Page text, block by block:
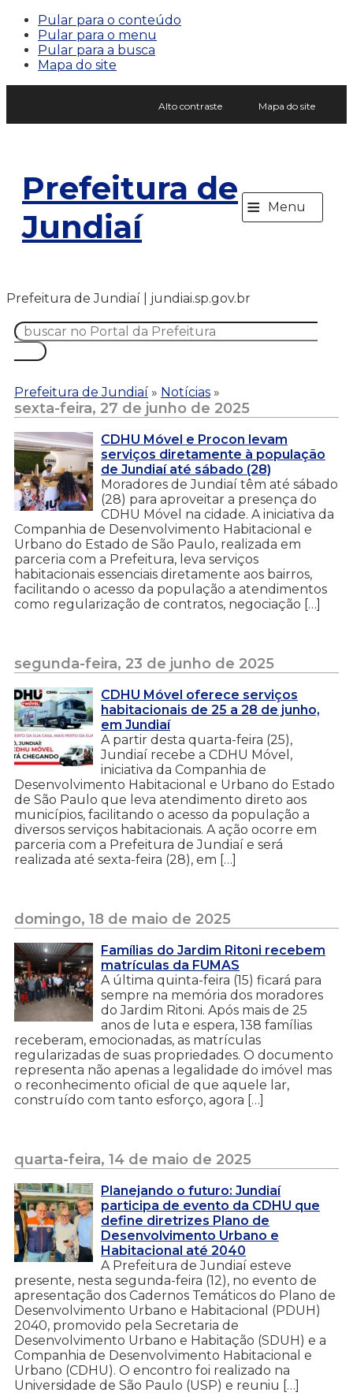
Pular para o conteúdo
Pular para o menu
Pular para a busca
Mapa do site
Alto contraste Mapa do site
Prefeitura de
Jundiaí
≡ Menu
Prefeitura de Jundiaí | jundiai.sp.gov.br
Prefeitura de Jundiaí » Notícias »
sexta-feira, 27 de junho de 2025
CDHU Móvel e Procon levam
serviços diretamente à população
de Jundiaí até sábado (28)
Moradores de Jundiaí têm até sábado
(28) para aproveitar a presença do
CDHU Móvel na cidade. A iniciativa da
Companhia de Desenvolvimento Habitacional e
Urbano do Estado de São Paulo, realizada em
parceria com a Prefeitura, leva serviços
habitacionais essenciais diretamente aos bairros,
facilitando o acesso da população a atendimentos
como regularização de contratos, negociação […]
segunda-feira, 23 de junho de 2025
CDHU Móvel oferece serviços
habitacionais de 25 a 28 de junho,
em Jundiaí
A partir desta quarta-feira (25),
Jundiaí recebe a CDHU Móvel,
iniciativa da Companhia de
Desenvolvimento Habitacional e Urbano do Estado
de São Paulo que leva atendimento direto aos
municípios, facilitando o acesso da população a
diversos serviços habitacionais. A ação ocorre em
parceria com a Prefeitura de Jundiaí e será
realizada até sexta-feira (28), em […]
domingo, 18 de maio de 2025
Famílias do Jardim Ritoni recebem
matrículas da FUMAS
A última quinta-feira (15) ficará para
sempre na memória dos moradores
do Jardim Ritoni. Após mais de 25
anos de luta e espera, 138 famílias
receberam, emocionadas, as matrículas
regularizadas de suas propriedades. O documento
representa não apenas a legalidade do imóvel mas
o reconhecimento oficial de que aquele lar,
construído com tanto esforço, agora […]
quarta-feira, 14 de maio de 2025
Planejando o futuro: Jundiaí
participa de evento da CDHU que
define diretrizes Plano de
Desenvolvimento Urbano e
Habitacional até 2040
A Prefeitura de Jundiaí esteve
presente, nesta segunda-feira (12), no evento de
apresentação dos Cadernos Temáticos do Plano de
Desenvolvimento Urbano e Habitacional (PDUH)
2040, promovido pela Secretaria de
Desenvolvimento Urbano e Habitação (SDUH) e a
Companhia de Desenvolvimento Habitacional e
Urbano (CDHU). O encontro foi realizado na
Universidade de São Paulo (USP) e reuniu […]